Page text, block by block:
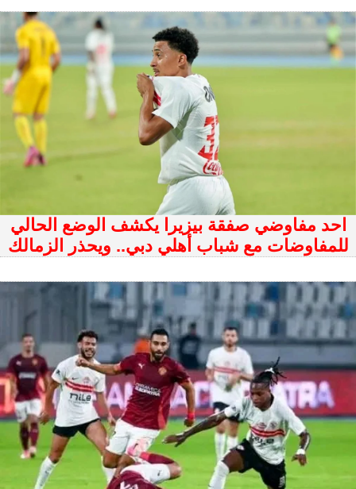
احد مفاوضي صفقة بيزيرا يكشف الوضع الحالي
للمفاوضات مع شباب أهلي دبي.. ويحذر الزمالك